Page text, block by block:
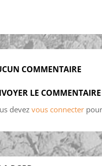
COMMENTAIRE
LE COMMENTAIRE
devezvous connecter